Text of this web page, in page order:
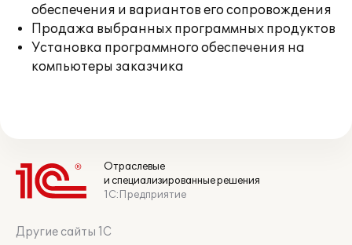
обеспечения и вариантов его сопровождения
Продажа выбранных программных продуктов
Установка программного обеспечения на
компьютеры заказчика
Отраслевые
и специализированные решения
1С:Предприятие
Другие сайты 1С